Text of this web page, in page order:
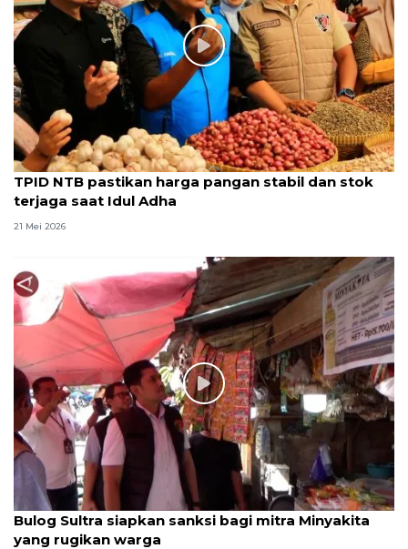
TPID NTB pastikan harga pangan stabil dan stok
terjaga saat Idul Adha
21 Mei 2026
Bulog Sultra siapkan sanksi bagi mitra Minyakita
yang rugikan warga